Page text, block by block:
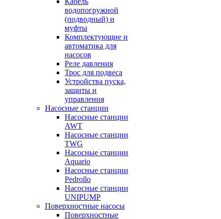
водопогружной
(подводный) и
муфты
Комплектующие и
автоматика для
насосов
Реле давления
Трос для подвеса
Устройства пуска,
защиты и
управления
Насосные станции
Насосные станции
AWT
Насосные станции
TWG
Насосные станции
Aquario
Насосные станции
Pedrollo
Насосные станции
UNIPUMP
Поверхностные насосы
Поверхностные